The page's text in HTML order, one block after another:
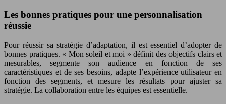
Les bonnes pratiques pour une personnalisation
réussie
Pour réussir sa stratégie d’adaptation, il est essentiel d’adopter de
bonnes pratiques. « Mon soleil et moi » définit des objectifs clairs et
mesurables, segmente son audience en fonction de ses
caractéristiques et de ses besoins, adapte l’expérience utilisateur en
fonction des segments, et mesure les résultats pour ajuster sa
stratégie. La collaboration entre les équipes est essentielle.